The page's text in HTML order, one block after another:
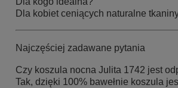
Dla kobiet ceniących naturalne
Najczęściej zadawane pytania
Czy koszula nocna Julita 1742 jest
Tak, dzięki 100% bawełnie koszula